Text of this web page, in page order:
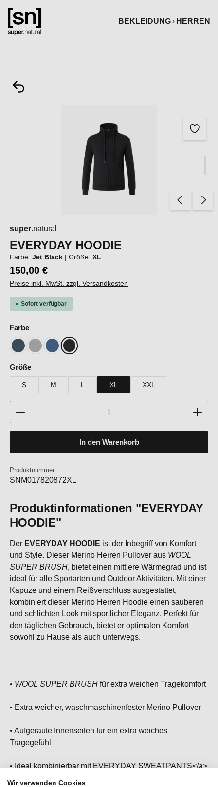
springen
BEKLEIDUNG
HERREN
super.natural
EVERYDAY HOODIE
Farbe: Jet Black | Größe: XL
150,00 €
Preise inkl. MwSt. zzgl. Versandkosten
Sofort verfügbar
Farbeauswählen
BlueberryCashmere Grey Melange
Ocean Blue
Jet Black
Größeauswählen
S M L XL XXL
Produkt Anzahl: Gib den gewünschten Wert ein
In den Warenkorb
Produktnummer:
SNM017820872XL
Produktinformationen "EVERYDAY
HOODIE"
Der EVERYDAY HOODIE ist der Inbegriff von Komfort
und Style. Dieser Merino Herren Pullover aus WOOL
SUPER BRUSH, bietet einen mittlere Wärmegrad und ist
ideal für alle Sportarten und Outdoor Aktivitäten. Mit einer
Kapuze und einem Reißverschluss ausgestattet,
kombiniert dieser Merino Herren Hoodie einen sauberen
und schlichten Look mit sportlicher Eleganz. Perfekt für
den täglichen Gebrauch, bietet er optimalen Komfort
sowohl zu Hause als auch unterwegs.
• WOOL SUPER BRUSH für extra weichen Tragekomfort
• Extra weicher, waschmaschinenfester Merino Pullover
• Aufgeraute Innenseiten für ein extra weiches
Tragegefühl
• Ideal kombinierbar mit EVERYDAY SWEATPANTS</a>
Wir verwenden Cookies